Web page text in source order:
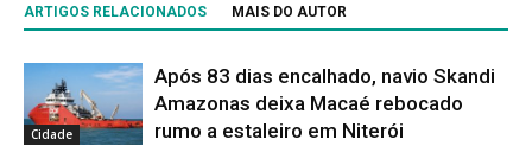
ARTIGOS RELACIONADOS MAIS DO AUTOR
Cidade
Após 83 dias encalhado, navio Skandi
Amazonas deixa Macaé rebocado
rumo a estaleiro em Niterói